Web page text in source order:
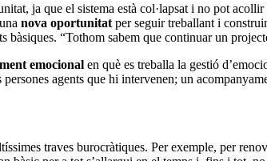
ja que el sistema està col·lapsat i no pot
nova oportunitatper seguir treballant i
bàsiques. “Tothom sabem que continuar un
emocional en què es treballa la gestió
agents que hi intervenen; un
traves burocràtiques. Per exemple, per